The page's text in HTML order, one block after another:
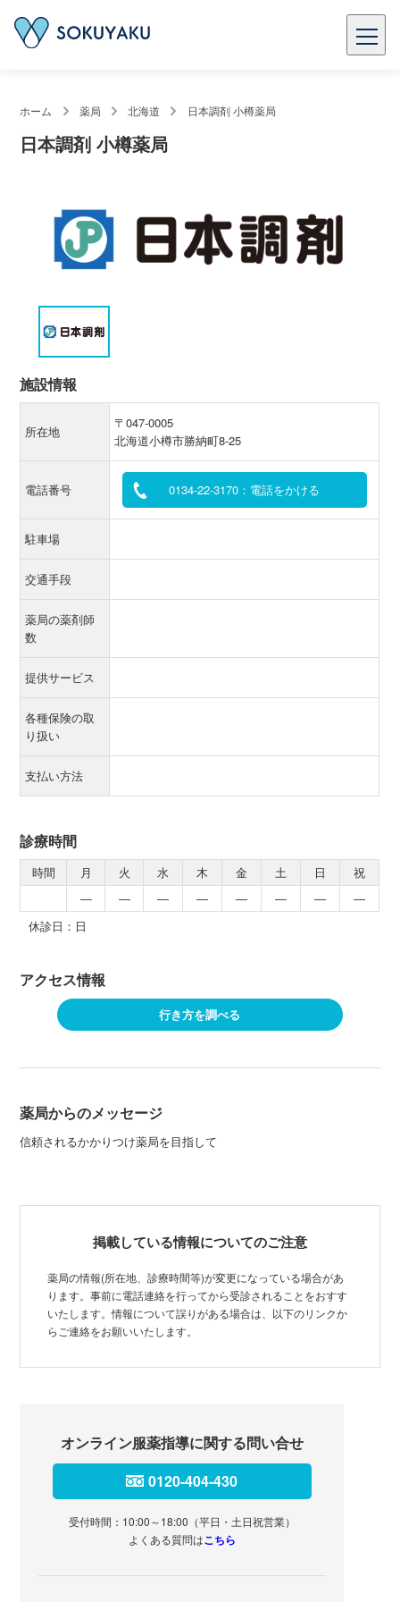
ホーム 薬局 北海道 日本調剤 小樽薬局
日本調剤 小樽薬局
施設情報
所在地
〒047-0005
北海道小樽市勝納町8-25
電話番号 0134-22-3170：電話をかける
駐車場
交通手段
薬局の薬剤師
数
提供サービス
各種保険の取
り扱い
支払い方法
診療時間
時間 月 火 水 木 金 土 日
祝
―
― ― ― ― ― ―
―
休診日：日
アクセス情報
行き方を調べる
薬局からのメッセージ
信頼されるかかりつけ薬局を目指して
掲載している情報についてのご注意
薬局の情報(所在地、診療時間等)が変更になっている場合があ
ります。事前に電話連絡を行ってから受診されることをおすす
いたします。情報について誤りがある場合は、以下のリンクか
らご連絡をお願いいたします。
オンライン服薬指導に関する問い合せ
0120-404-430
受付時間：10:00～18:00（平日・土日祝営業）
よくある質問はこちら